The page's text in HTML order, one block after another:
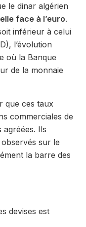
le dinar algérien
face à l’euro.
inférieur à celui
l’évolution
où la Banque
de la monnaie
que ces taux
commerciales de
agréées. Ils
sur le
la barre des
devises est